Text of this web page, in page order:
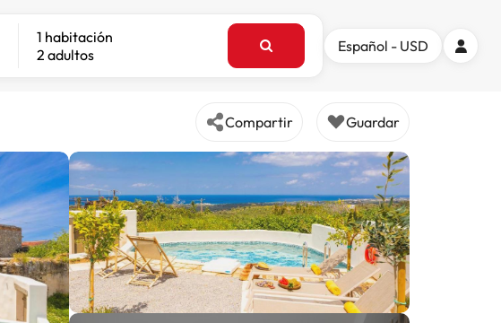
1 habitación
2 adultos
Español - USD
Compartir Guardar